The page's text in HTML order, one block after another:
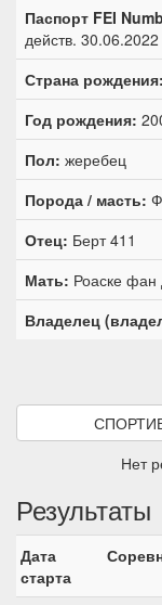
Паспорт FEI
действ. 30.06.2022
Страна рождения:
Год рождения:
Пол: жеребец
Порода / масть:
Отец: Берт 411
Мать: Роаске фан
Владелец
Нет
Результаты
Дата
старта